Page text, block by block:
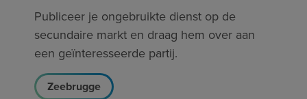
Publiceer je ongebruikte dienst op de
secundaire markt en draag hem over aan
een geïnteresseerde partij.
Zeebrugge